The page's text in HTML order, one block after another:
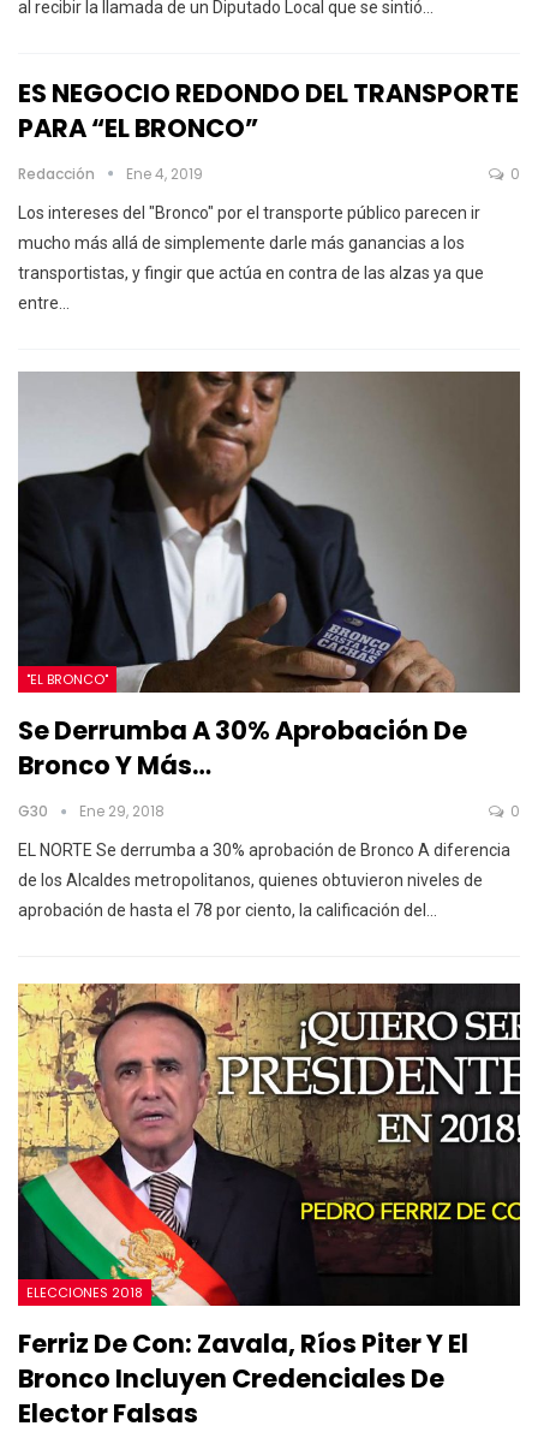
al recibir la llamada de un Diputado Local que se sintió
ES NEGOCIO REDONDO DEL TRANSPORTE
PARA “EL BRONCO”
Redacción Ene 4, 2019 0
Los intereses del "Bronco" por el transporte público parecen ir
mucho más allá de simplemente darle más ganancias a los
transportistas, y fingir que actúa en contra de las alzas ya que
entre…
"EL BRONCO"
Se Derrumba A 30% Aprobación De
Bronco Y Más…
G30 Ene 29, 2018 0
EL NORTE Se derrumba a 30% aprobación de Bronco A diferencia
de los Alcaldes metropolitanos, quienes obtuvieron niveles de
aprobación de hasta el 78 por ciento, la calificación del…
ELECCIONES 2018
Ferriz De Con: Zavala, Ríos Piter Y El
Bronco Incluyen Credenciales De
Elector Falsas